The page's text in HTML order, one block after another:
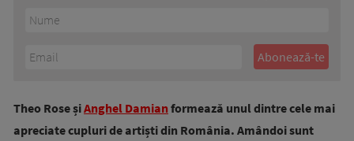
Theo Rose șiAnghel Damianformează unul dintre cele mai
apreciate cupluri de artiști din România. Amândoi sunt